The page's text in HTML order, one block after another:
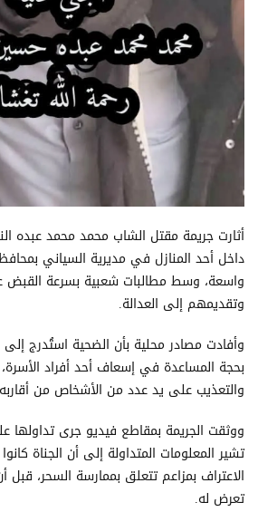
أثارت جريمة مقتل الشاب محمد محمد عبده
داخل أحد المنازل في مديرية السياني
واسعة، وسط مطالبات شعبية بسرعة القبض
وتقديمهم إلى العدالة.
وأفادت مصادر محلية بأن الضحية استُدرج
بحجة المساعدة في إسعاف أحد أفراد
والتعذيب على يد عدد من الأشخاص من
ووثقت الجريمة بمقاطع فيديو جرى تداولها
تشير المعلومات المتداولة إلى أن الجناة
الاعتراف بمزاعم تتعلق بممارسة السحر، قبل
تعرض له.